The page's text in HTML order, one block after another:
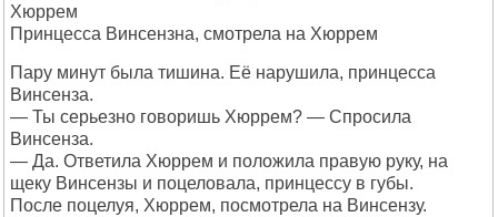
Хюррем
Принцесса Винсензна, смотрела на Хюррем
Пару минут была тишина. Её нарушила, принцесса
Винсенза.
— Ты серьезно говоришь Хюррем? — Спросила
Винсенза.
— Да. Ответила Хюррем и положила правую руку, на
щеку Винсензы и поцеловала, принцессу в губы.
После поцелуя, Хюррем, посмотрела на Винсензу.